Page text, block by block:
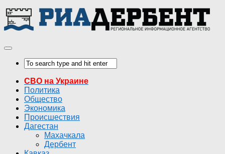
СВО на Украине
Политика
Общество
Экономика
Происшествия
Дагестан
Махачкала
Дербент